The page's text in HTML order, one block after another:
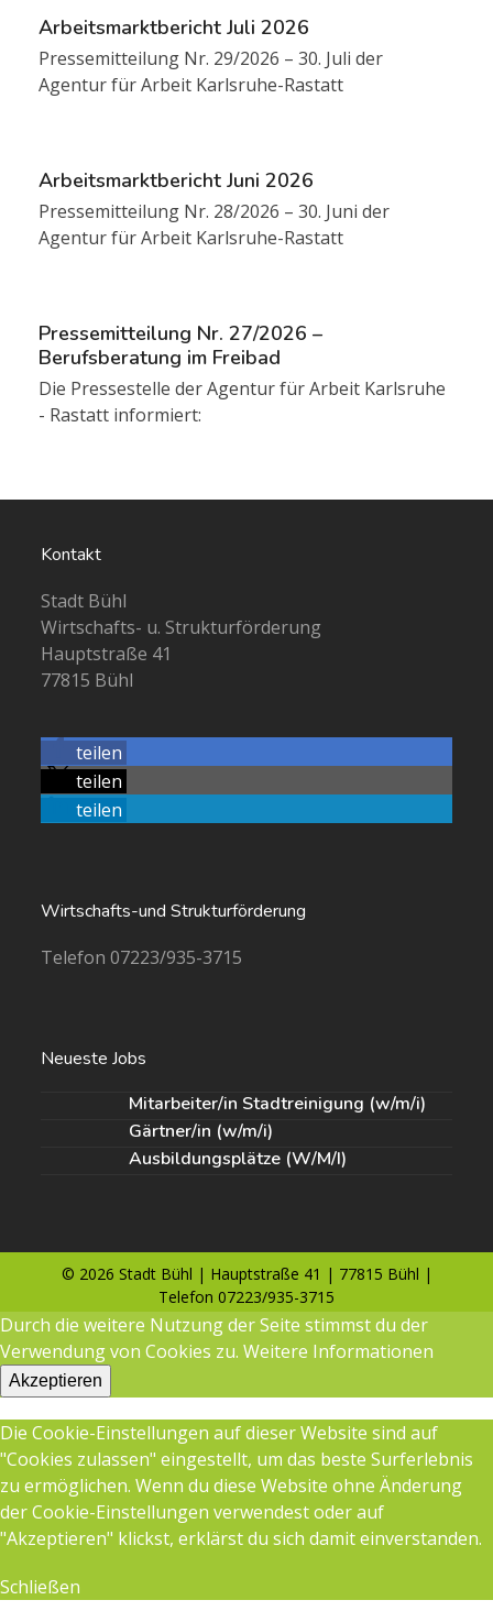
Arbeitsmarktbericht Juli 2026
Pressemitteilung Nr. 29/2026 – 30. Juli der
Agentur für Arbeit Karlsruhe-Rastatt
Arbeitsmarktbericht Juni 2026
Pressemitteilung Nr. 28/2026 – 30. Juni der
Agentur für Arbeit Karlsruhe-Rastatt
Pressemitteilung Nr. 27/2026 –
Berufsberatung im Freibad
Die Pressestelle der Agentur für Arbeit Karlsruhe
- Rastatt informiert:
Kontakt
Stadt Bühl
Wirtschafts- u. Strukturförderung
Hauptstraße 41
77815 Bühl
teilen
teilen
teilen
Wirtschafts-und Strukturförderung
Telefon 07223/935-3715
Neueste Jobs
Mitarbeiter/in Stadtreinigung (w/m/i)
Gärtner/in (w/m/i)
Ausbildungsplätze (W/M/I)
© 2026 Stadt Bühl | Hauptstraße 41 | 77815 Bühl |
Telefon 07223/935-3715
Durch die weitere Nutzung der Seite stimmst du der
Verwendung von Cookies zu. Weitere Informationen
Akzeptieren
Die Cookie-Einstellungen auf dieser Website sind auf
"Cookies zulassen" eingestellt, um das beste Surferlebnis
zu ermöglichen. Wenn du diese Website ohne Änderung
der Cookie-Einstellungen verwendest oder auf
"Akzeptieren" klickst, erklärst du sich damit einverstanden.
Schließen